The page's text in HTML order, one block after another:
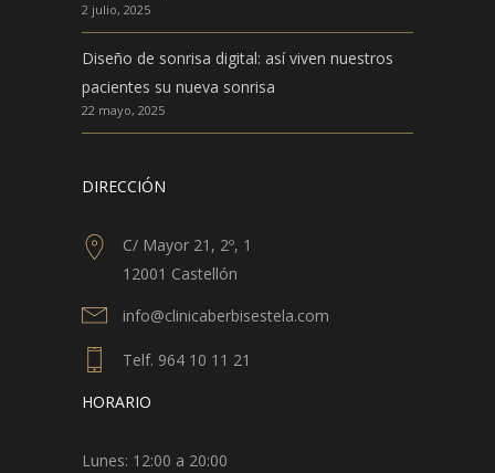
2 julio, 2025
Diseño de sonrisa digital: así viven nuestros
pacientes su nueva sonrisa
22 mayo, 2025
DIRECCIÓN
C/ Mayor 21, 2º, 1
12001 Castellón
info@clinicaberbisestela.com
Telf. 964 10 11 21
HORARIO
Lunes: 12:00 a 20:00